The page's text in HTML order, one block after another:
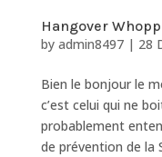
Hangover
by admin8497| 28
Bien le bonjour le
c’est celui qui ne
probablement
de prévention de la